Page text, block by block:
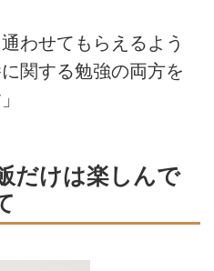
わせてもらえるよう
関する勉強の両方を
だけは楽しんで